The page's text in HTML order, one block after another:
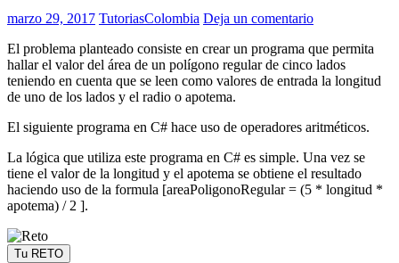
marzo 29, 2017 TutoriasColombia Deja un comentario
El problema planteado consiste en crear un programa que permita
hallar el valor del área de un polígono regular de cinco lados
teniendo en cuenta que se leen como valores de entrada la longitud
de uno de los lados y el radio o apotema.
El siguiente programa en C# hace uso de operadores aritméticos.
La lógica que utiliza este programa en C# es simple. Una vez se
tiene el valor de la longitud y el apotema se obtiene el resultado
haciendo uso de la formula [areaPoligonoRegular = (5 * longitud *
apotema) / 2 ].
Tu RETO